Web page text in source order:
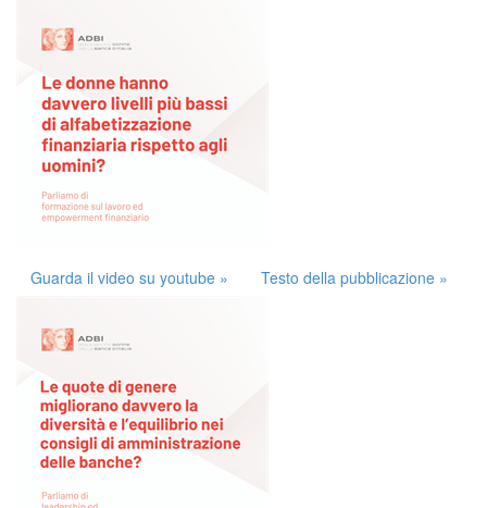
Guarda il video su youtube » Testo della pubblicazione »